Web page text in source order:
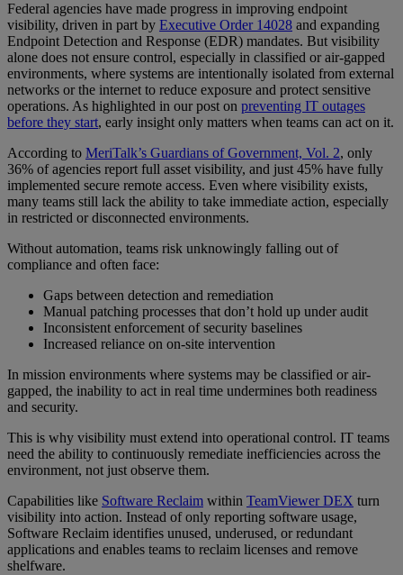
Federal agencies have made progress in improving endpoint
visibility, driven in part by Executive Order 14028 and expanding
Endpoint Detection and Response (EDR) mandates. But visibility
alone does not ensure control, especially in classified or air-gapped
environments, where systems are intentionally isolated from external
networks or the internet to reduce exposure and protect sensitive
operations. As highlighted in our post on preventing IT outages
before they start, early insight only matters when teams can act on it.
According to MeriTalk’s Guardians of Government, Vol. 2, only
36% of agencies report full asset visibility, and just 45% have fully
implemented secure remote access. Even where visibility exists,
many teams still lack the ability to take immediate action, especially
in restricted or disconnected environments.
Without automation, teams risk unknowingly falling out of
compliance and often face:
Gaps between detection and remediation
Manual patching processes that don’t hold up under audit
Inconsistent enforcement of security baselines
Increased reliance on on-site intervention
In mission environments where systems may be classified or air-
gapped, the inability to act in real time undermines both readiness
and security.
This is why visibility must extend into operational control. IT teams
need the ability to continuously remediate inefficiencies across the
environment, not just observe them.
Capabilities like Software Reclaim within TeamViewer DEX turn
visibility into action. Instead of only reporting software usage,
Software Reclaim identifies unused, underused, or redundant
applications and enables teams to reclaim licenses and remove
shelfware.